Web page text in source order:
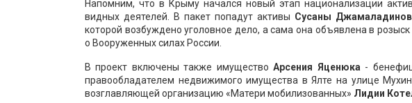
Напомним, что в Крыму начался новый этап национализации
видных деятелей. В пакет попадут активы Сусаны
которой возбуждено уголовное дело, а сама она объявлена в
о Вооруженных силах России.
В проект включены также имуществоАрсения Яценюка -
правообладателем недвижимого имущества в Ялте на улице
возглавляющей организацию «Матери мобилизованных» Лидии